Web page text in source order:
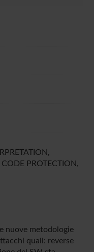
PROTECTION,
nuove metodologie
quali: reverse